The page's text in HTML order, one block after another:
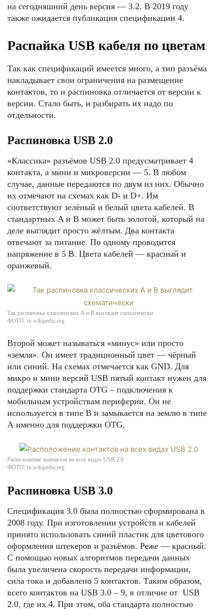
на сегодняшний день версия — 3.2. В 2019 году
также ожидается публикация спецификации 4.
Распайка USB кабеля по цветам
Так как спецификаций имеется много, а тип разъёма
накладывает свои ограничения на размещение
контактов, то и распиновка отличается от версии к
версии. Стало быть, и разбирать их надо по
отдельности.
Распиновка USB 2.0
«Классика» разъёмов USB 2.0 предусматривает 4
контакта, а мини и микроверсии — 5. В любом
случае, данные передаются по двум из них. Обычно
их отмечают на схемах как D- и D+. Им
соответствуют зелёный и белый цвета кабелей. В
стандартных A и B может быть золотой, который на
деле выглядит просто жёлтым. Два контакта
отвечают за питание. По одному проводится
напряжение в 5 В. Цвета кабелей — красный и
оранжевый.
Так распиновка классических А и В выглядит схематически
ФОТО: ru.wikipedia.org
Второй может называться «минус» или просто
«земля». Он имеет традиционный цвет — чёрный
или синий. На схемах отмечается как GND. Для
микро и мини версий USB пятый контакт нужен для
поддержки стандарта OTG – подключения к
мобильным устройствам периферии. Он не
используется в типе B и замыкается на землю в типе
А именно для поддержки OTG.
Расположение контактов на всех видах USB 2.0
ФОТО: ru.wikipedia.org
Распиновка USB 3.0
Спецификация 3.0 была полностью сформирована в
2008 году. При изготовлении устройств и кабелей
принято использовать синий пластик для цветового
оформления штекеров и разъёмов. Реже — красный.
С помощью новых алгоритмов передачи данных
была увеличена скорость передачи информации,
сила тока и добавлено 5 контактов. Таким образом,
всего контактов на USB 3.0 – 9, в отличие от USB
2.0, где их 4. При этом, оба стандарта полностью